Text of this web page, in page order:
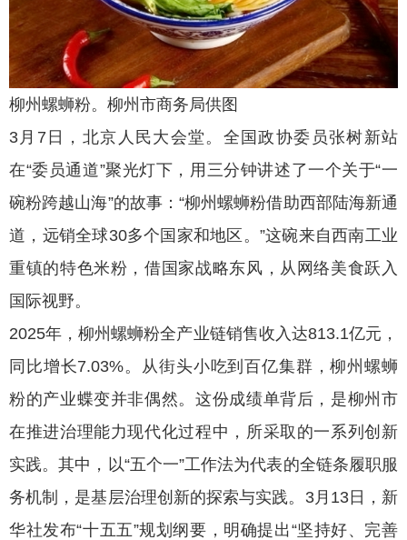
柳州螺蛳粉。柳州市商务局供图
3月7日，北京人民大会堂。全国政协委员张树新站
在“委员通道”聚光灯下，用三分钟讲述了一个关于“一
碗粉跨越山海”的故事：“柳州螺蛳粉借助西部陆海新通
道，远销全球30多个国家和地区。”这碗来自西南工业
重镇的特色米粉，借国家战略东风，从网络美食跃入
国际视野。
2025年，柳州螺蛳粉全产业链销售收入达813.1亿元，
同比增长7.03%。从街头小吃到百亿集群，柳州螺蛳
粉的产业蝶变并非偶然。这份成绩单背后，是柳州市
在推进治理能力现代化过程中，所采取的一系列创新
实践。其中，以“五个一”工作法为代表的全链条履职服
务机制，是基层治理创新的探索与实践。3月13日，新
华社发布“十五五”规划纲要，明确提出“坚持好、完善